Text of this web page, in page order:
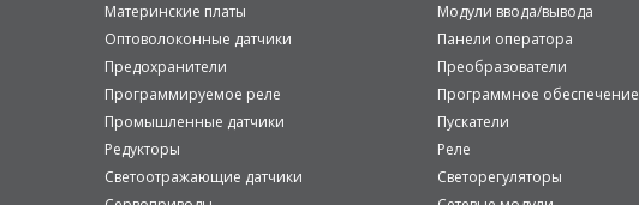
Материнские платы
Модули ввода/вывода
Оптоволоконные датчики
Панели оператора
Предохранители
Преобразователи
Программируемое реле
Программное обеспечение
Промышленные датчики
Пускатели
Редукторы
Реле
Светоотражающие датчики
Светорегуляторы